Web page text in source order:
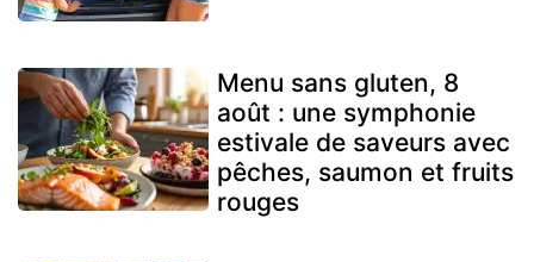
Menu sans gluten, 8
août : une symphonie
estivale de saveurs avec
pêches, saumon et fruits
rouges